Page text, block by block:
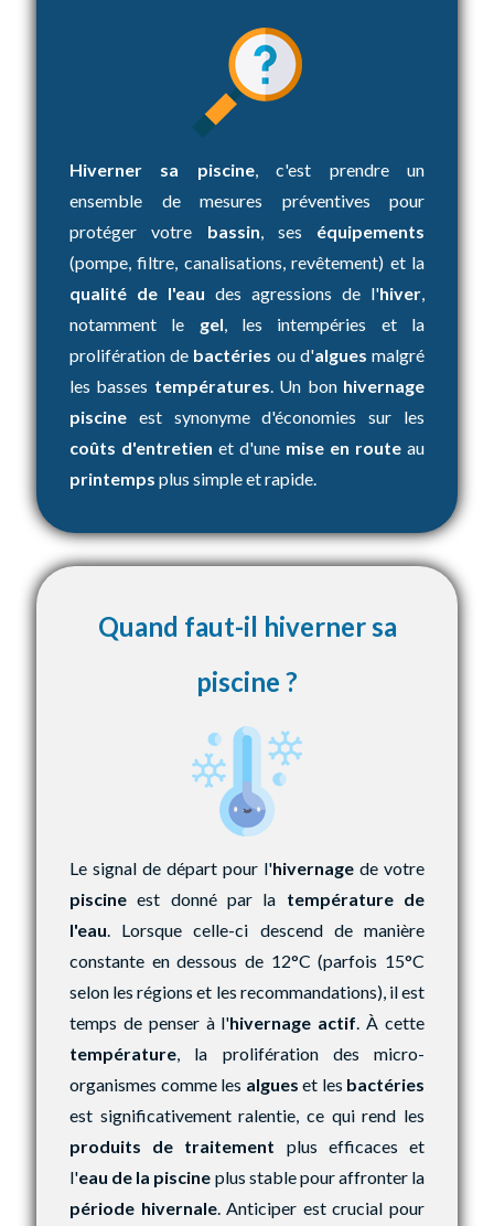
Hiverner sa piscine, c'est prendre un
ensemble de mesures préventives pour
protéger votre bassin , ses équipements
(pompe, filtre, canalisations, revêtement) et la
qualité de l'eau des agressions de l'hiver
notamment le gel , les intempéries et la
prolifération de bactéries ou d'algues malgré
les basses températures . Un bon hivernage
piscine est synonyme d'économies sur les
coûts d'entretien et d'une mise en route au
printemps plus simple et rapide.
Quand faut-il hiverner sa
piscine ?
Le signal de départ pour l'hivernage de votre
piscine est donné par la température de
l'eau . Lorsque celle-ci descend de manière
constante en dessous de 12°C (parfois 15°C
selon les régions et les recommandations), il est
temps de penser à l'hivernage actif . À cette
température , la prolifération des micro-
organismes comme les algues et les bactéries
est significativement ralentie, ce qui rend les
produits de traitement plus efficaces et
l'eau de la piscine plus stable pour affronter la
période hivernale. Anticiper est crucial pour